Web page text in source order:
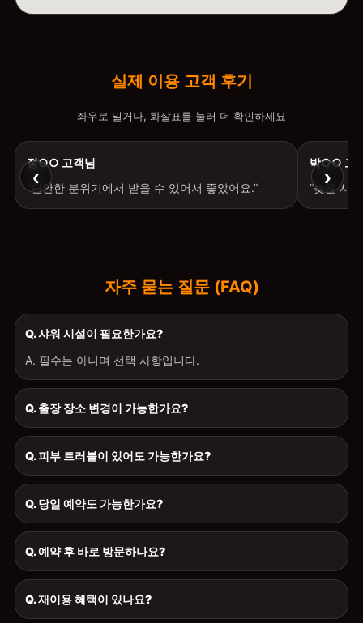
실제 이용 고객 후기
좌우로 밀거나, 화살표를 눌러 더 확인하세요
‹
정○○ 고객님
“편안한 분위기에서 받을 수 있어서 좋았어요.”
박○○ 고
“늦은 시
›
자주 묻는 질문 (FAQ)
Q. 샤워 시설이 필요한가요?
A. 필수는 아니며 선택 사항입니다.
Q. 출장 장소 변경이 가능한가요?
Q. 피부 트러블이 있어도 가능한가요?
Q. 당일 예약도 가능한가요?
Q. 예약 후 바로 방문하나요?
Q. 재이용 혜택이 있나요?